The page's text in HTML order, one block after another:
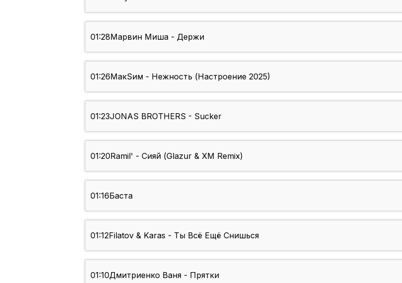
01:28Марвин Миша - Держи
01:26МакSим - Нежность (Настроение 2025)
01:23JONAS BROTHERS - Sucker
01:20Ramil' - Сияй (Glazur & XM Remix)
01:16Баста
01:12Filatov & Karas - Ты Всё Ещё Снишься
01:10Дмитриенко Ваня - Прятки